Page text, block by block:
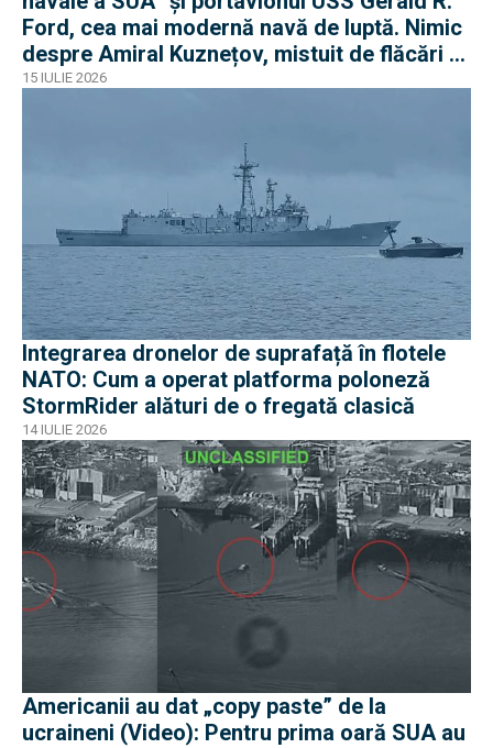
Ford, cea mai modernă navă de luptă. Nimic
despre Amiral Kuznețov, mistuit de flăcări și
ruginit la cheu
15 IULIE 2026
Integrarea dronelor de suprafață în flotele
NATO: Cum a operat platforma poloneză
StormRider alături de o fregată clasică
14 IULIE 2026
Americanii au dat „copy paste” de la
ucraineni (Video): Pentru prima oară SUA au